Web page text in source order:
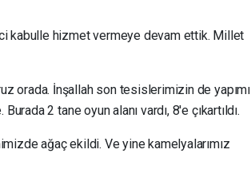
kabulle hizmet vermeye devam ettik. Millet
orada. İnşallah son tesislerimizin de yapımı
2 tane oyun alanı vardı, 8'e çıkartıldı.
ağaç ekildi. Ve yine kamelyalarımız